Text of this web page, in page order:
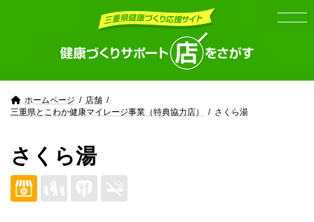
ホームページ
店舗
三重県とこわか健康マイレージ事業（特典協力店）
さくら湯
さくら湯